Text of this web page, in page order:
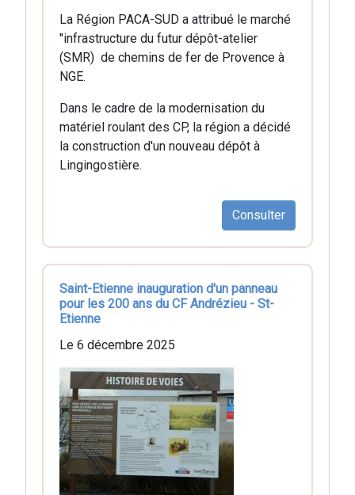
La Région PACA-SUD a attribué le marché
"infrastructure du futur dépôt-atelier
(SMR) de chemins de fer de Provence à
NGE.
Dans le cadre de la modernisation du
matériel roulant des CP, la région a décidé
la construction d'un nouveau dépôt à
Lingingostière.
Consulter
Saint-Etienne inauguration d'un panneau
pour les 200 ans du CF Andrézieu - St-
Etienne
Le 6 décembre 2025